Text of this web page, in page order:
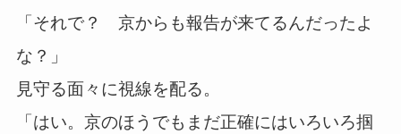
「それで？ 京からも報告が来てるんだったよ
な？」
見守る面々に視線を配る。
「はい。京のほうでもまだ正確にはいろいろ掴